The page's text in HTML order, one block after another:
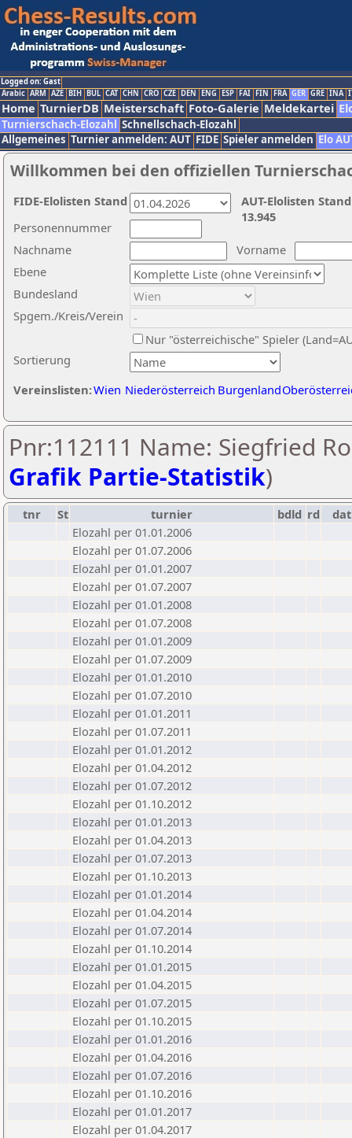
Logged on: Gast
Arabic ARM AZE BIH BUL CAT CHN CRO CZE DEN ENG ESP FAI FIN FRA GER GRE INA
Home TurnierDB Meisterschaft Foto-Galerie Meldekartei
Turnierschach-Elozahl Schnellschach-Elozahl
Allgemeines Turnier anmelden: AUT FIDE Spieler anmelden Elo
Willkommen bei den offiziellen
Nachname
Vorname
Ebene
Sortierung
Personennummer
Bundesland
Spgem./Kreis/Verein
Nur "österreichische" Spieler
Vereinslisten:Wien Niederösterreich Burgenland
AUT-Elolisten
13.945
FIDE-Elolisten Stand
Pnr:112111 Name: Siegfried
Grafik Partie-Statistik)
tnr St turnier bdld rd
Elozahl per 01.01.2006
Elozahl per 01.07.2006
Elozahl per 01.01.2007
Elozahl per 01.07.2007
Elozahl per 01.01.2008
Elozahl per 01.07.2008
Elozahl per 01.01.2009
Elozahl per 01.07.2009
Elozahl per 01.01.2010
Elozahl per 01.07.2010
Elozahl per 01.01.2011
Elozahl per 01.07.2011
Elozahl per 01.01.2012
Elozahl per 01.04.2012
Elozahl per 01.07.2012
Elozahl per 01.10.2012
Elozahl per 01.01.2013
Elozahl per 01.04.2013
Elozahl per 01.07.2013
Elozahl per 01.10.2013
Elozahl per 01.01.2014
Elozahl per 01.04.2014
Elozahl per 01.07.2014
Elozahl per 01.10.2014
Elozahl per 01.01.2015
Elozahl per 01.04.2015
Elozahl per 01.07.2015
Elozahl per 01.10.2015
Elozahl per 01.01.2016
Elozahl per 01.04.2016
Elozahl per 01.07.2016
Elozahl per 01.10.2016
Elozahl per 01.01.2017
Elozahl per 01.04.2017